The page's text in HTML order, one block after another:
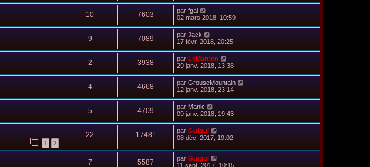
10 7603 par fgai
02 mars 2018, 10:59
9 7089 par Jack
17 févr. 2018, 20:25
2 3938 par LeMartien
29 janv. 2018, 13:38
4 4668 par GrouseMountain
12 janv. 2018, 23:14
5 4709 par Manic
09 janv. 2018, 19:43
1 2
22 17481 par Guigui
08 déc. 2017, 19:02
7 5587 par Guigui
11 sept. 2017, 10:15